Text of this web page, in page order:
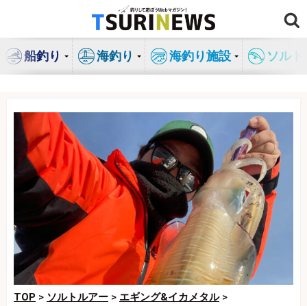
ン
船釣り 海釣り 海釣り施設 ソル
TOP > ソルトルアー > エギング&イカメタル>